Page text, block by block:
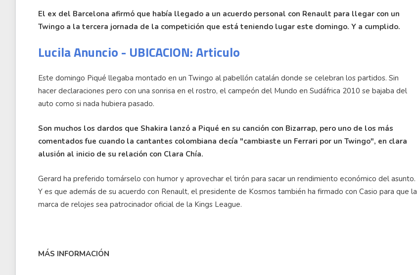
El ex del Barcelona afirmó que había llegado a un acuerdo personal con Renault para llegar con un
Twingo a la tercera jornada de la competición que está teniendo lugar este domingo. Y a cumplido.
Lucila Anuncio - UBICACION: Articulo
Este domingo Piqué llegaba montado en un Twingo al pabellón catalán donde se celebran los partidos. Sin
hacer declaraciones pero con una sonrisa en el rostro, el campeón del Mundo en Sudáfrica 2010 se bajaba del
auto como si nada hubiera pasado.
Son muchos los dardos que Shakira lanzó a Piqué en su canción con Bizarrap, pero uno de los más
comentados fue cuando la cantantes colombiana decía "cambiaste un Ferrari por un Twingo", en clara
alusión al inicio de su relación con Clara Chía.
Gerard ha preferido tomárselo con humor y aprovechar el tirón para sacar un rendimiento económico del asunto.
Y es que además de su acuerdo con Renault, el presidente de Kosmos también ha firmado con Casio para que la
marca de relojes sea patrocinador oficial de la Kings League.
MÁS INFORMACIÓN